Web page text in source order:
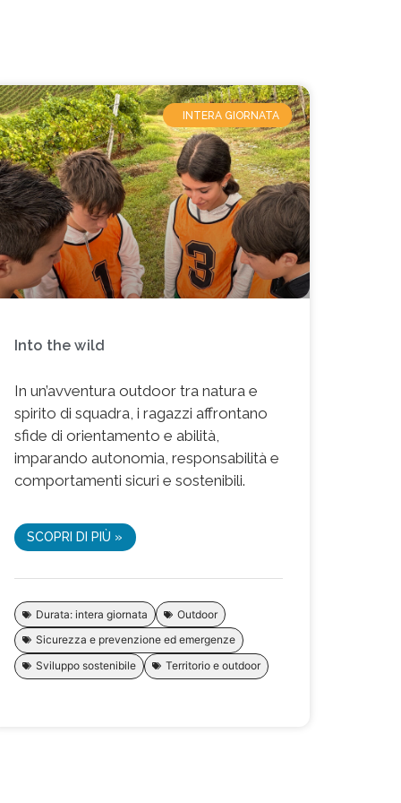
GITE SCOLASTICHE
INTERA GIORNATA
Into the wild
In un’avventura outdoor tra natura e
spirito di squadra, i ragazzi affrontano
sfide di orientamento e abilità,
imparando autonomia, responsabilità e
comportamenti sicuri e sostenibili.
SCOPRI DI PIÙ »
Durata: intera giornata
Outdoor
Sicurezza e prevenzione ed emergenze
Sviluppo sostenibile
Territorio e outdoor